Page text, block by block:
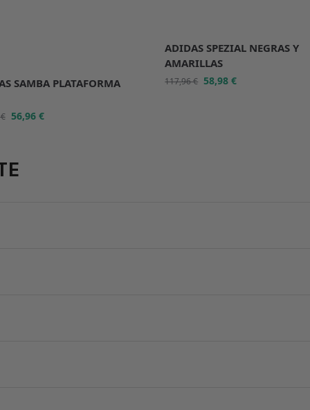
SAMBA PLATAFORMA
€ 56,96 €
ADIDAS SPEZIAL NEGRAS Y
AMARILLAS
117,96€ 58,98€